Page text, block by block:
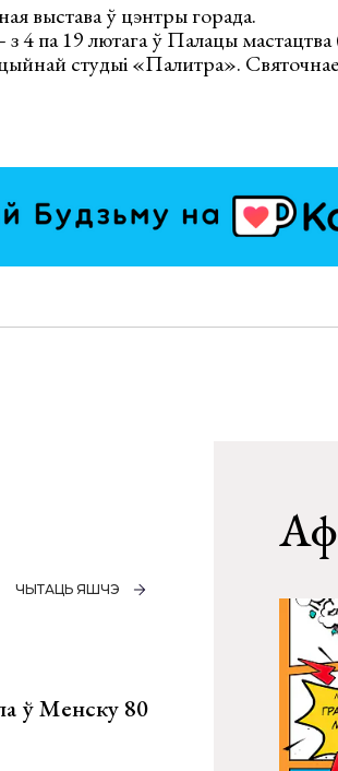
выстава ў цэнтры горада.
4 па 19 лютага ў Палацы мастацтва
студыі «Палитра».
ЧЫТАЦЬ ЯШЧЭ
ў Менску 80